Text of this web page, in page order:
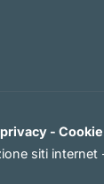
-
siti internet